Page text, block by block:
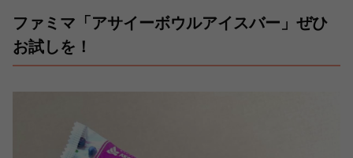
ファミマ「アサイーボウルアイスバー」ぜひ
お試しを！